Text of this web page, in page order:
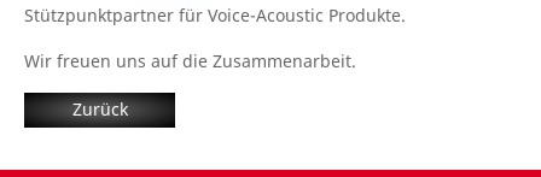
Stützpunktpartner für Voice-Acoustic Produkte.
Wir freuen uns auf die Zusammenarbeit.
Zurück